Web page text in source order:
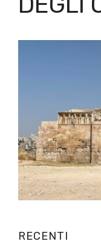
RECENTI